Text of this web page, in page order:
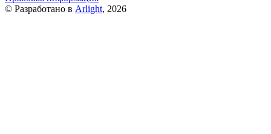
© Разработано в Arlight, 2026